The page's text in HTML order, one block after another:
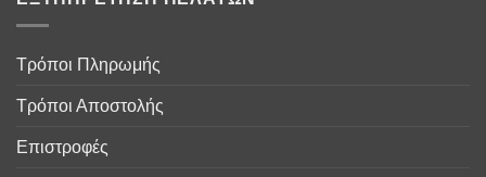
Τρόποι Πληρωμής
Τρόποι Αποστολής
Επιστροφές